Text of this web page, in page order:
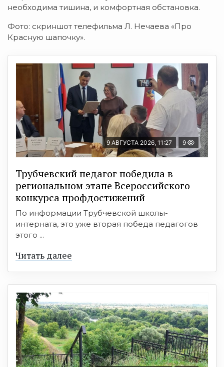
необходима тишина, и комфортная обстановка.
Фото: скриншот телефильма Л. Нечаева «Про
Красную шапочку».
9 АВГУСТА 2026, 11:27 9
Трубчевский педагог победила в
региональном этапе Всероссийского
конкурса профдостижений
По информации Трубчевской школы-
интерната, это уже вторая победа педагогов
этого ...
Читать далее